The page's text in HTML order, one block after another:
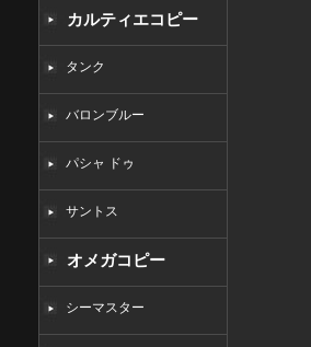
カルティエコピー
タンク
バロンブルー
パシャ ドゥ
サントス
オメガコピー
シーマスター